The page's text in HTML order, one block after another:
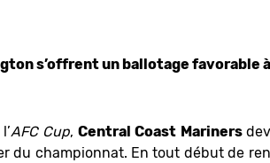
s’offrent un ballotage favorable
AFC Cup,Central Coast Mariners
du championnat. En tout début de